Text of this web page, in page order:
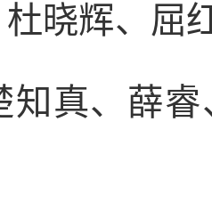
晓辉、屈
知真、薛